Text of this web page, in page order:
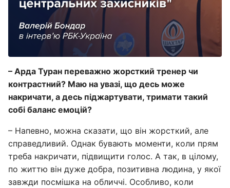
– Арда Туран переважно жорсткий тренер чи
контрастний? Маю на увазі, що десь може
накричати, а десь піджартувати, тримати такий
собі баланс емоцій?
– Напевно, можна сказати, що він жорсткий, але
справедливий. Однак бувають моменти, коли прям
треба накричати, підвищити голос. А так, в цілому,
по життю він дуже добра, позитивна людина, у якої
завжди посмішка на обличчі. Особливо, коли